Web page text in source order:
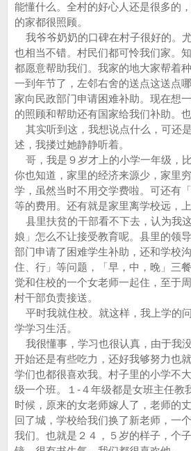
能懂什么。全村的好心人还是很多的
的家都很照顾。
我爷爷奶奶的口碑在村子很好的。
也相当不错。村民们都可怜我们家。
都愿意帮助我们。我家的地大家帮着
一到年节了，左邻右舍的送点这送点
家向民政部门申请困难补助。现在想
的照顾和帮助还有国家给我们补助。也
其实听到这，我想说点什么，可还
述，我搂过她静静听着。
哥，我是９岁才上的小学一年级，
你也知道，家里的经济来源少，家里
学，虽然当时不用交学费啦。可还有
等的费用。还有就是家里离学校远，
县里扶贫的干部看不下去，认为我
娘」怎么不让接受教育呢。县里的领
部门申请了困难学生补助，还和学校
住、行」等问题，「早，中，晚」三
觉和住校的一个女老师一起住，至于
村干部负责接送。
平时我就住校。就这样，我上学的
学学习生活。
我很懂事，学习也很认真，由于我
开始还是有些吃力，还好我够努力也
学们也都很喜欢我。村子里的小学不
级一个班。１-４年级都是女班主任教
时候，原来的女老师嫁人了，老师的
回了城，学校给我们换了新老师，一
我们。也就是２４，５岁的样子，个